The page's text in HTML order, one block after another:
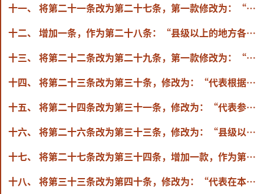
十一、 将第二十一条改为第二十七条，第一款修改为：“县级以上的各级人民代表大会代表，在本级或者下级人民代表大会常务委员会协助下，可以按照便于组织和开展活动的原则，根据地域、领域等组成代表小组。”
十二、 增加一条，作为第二十八条：“县级以上的地方各级人民代表大会常务委员会和乡、民族乡、镇的人民代表大会主席团按照就地就近的原则，定期组织和协助本行政区域内的代表开展联系人民群众的活动，听取和反映人民群众的意见和要求。”
十三、 将第二十二条改为第二十九条，第一款修改为：“县级以上的各级人民代表大会代表根据本级人民代表大会常务委员会的安排，对本级或者下级国家机关和有关单位的工作进行视察。乡、民族乡、镇的人民代表大会代表根据本级人民代表大会主席团的安排，对本级人民政府和有关单位的工作进行视察。根据安排，设区的市级以上的各级人民代表大会代表也可以在本行政区域内跨原选举单位进行视察。”
十四、 将第二十三条改为第三十条，修改为：“代表根据本级人民代表大会常务委员会或者乡、民族乡、镇的人民代表大会主席团的安排，围绕经济社会发展和关系人民群众切身利益、社会普遍关注的重大问题、重大事项，以及本级人民代表大会常务委员会重点工作，开展专题调研。根据安排，设区的市级以上的各级人民代表大会代表也可以在本行政区域内跨原选举单位开展专题调研。”
十五、 将第二十四条改为第三十一条，修改为：“代表参加视察、专题调研活动形成的报告，由本级人民代表大会常务委员会办事机构、工作机构或者乡、民族乡、镇的人民代表大会主席团转交有关机关、组织。有关机关、组织对报告中提出的意见和建议的研究处理情况应当及时向代表反馈。
十六、 将第二十六条改为第三十三条，修改为：“县级以上的各级人民代表大会代表可以应邀列席本级人民代表大会常务委员会会议、本级人民代表大会各专门委员会会议，并可以应邀参加本级人民代表大会常务委员会、各专门委员会和常务委员会办事机构、工作机构组织的有关会议；根据安排参加本级人民代表大会常务委员会组织的执法检查、专题询问和其他活动。
十七、 将第二十七条改为第三十四条，增加一款，作为第二款：“县、自治县、不设区的市、市辖区的人民代表大会代表可以列席原选区所在的乡、民族乡、镇的人民代表大会会议。”
十八、 将第三十三条改为第四十条，修改为：“代表在本级人民代表大会闭会期间，参加统一组织和安排的代表履职活动，代表所在单位必须给予时间保障。”